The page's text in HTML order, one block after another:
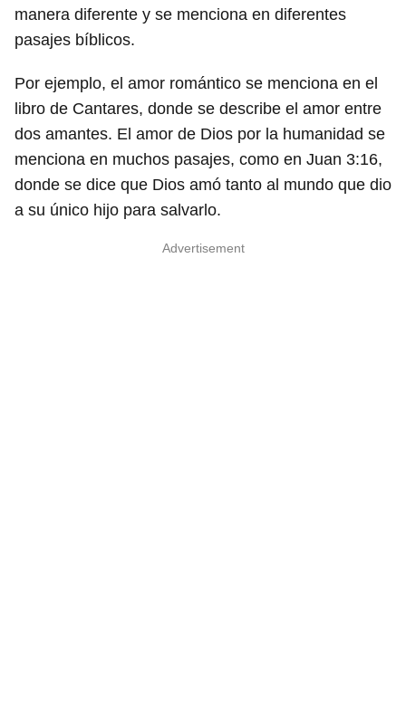
manera diferente y se menciona en diferentes
pasajes bíblicos.
Por ejemplo, el amor romántico se menciona en el
libro de Cantares, donde se describe el amor entre
dos amantes. El amor de Dios por la humanidad se
menciona en muchos pasajes, como en Juan 3:16,
donde se dice que Dios amó tanto al mundo que dio
a su único hijo para salvarlo.
Advertisement